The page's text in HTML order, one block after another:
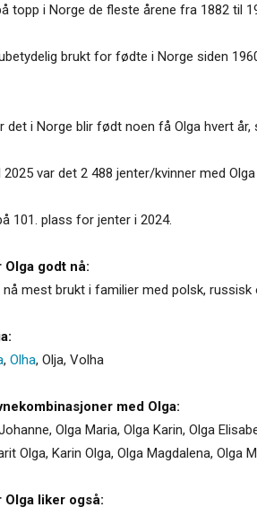
topp i Norge de fleste årene fra 1882 til
brukt for fødte i Norge siden
det i Norge blir født noen få Olga hvert år,
2025 var det 2 488 jenter/kvinner med
101. plass for jenter i 2024.
godt nå:
nå mest brukt i familier med polsk, russisk
, Olha, Olja, Volha
med Olga:
Olga Maria, Olga Karin, Olga
Olga, Karin Olga, Olga Magdalena, Olga
liker også: